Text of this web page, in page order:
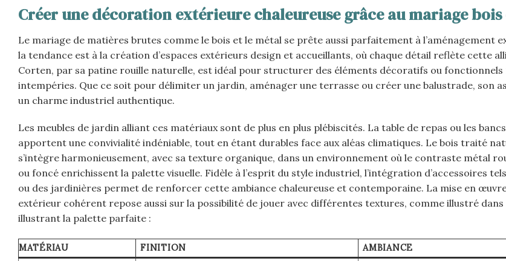
Créer une décoration extérieure chaleureuse grâce au mariage
Le mariage de matières brutes comme le bois et le métal se prête aussi parfaitement à l’aménagement
la tendance est à la création d’espaces extérieurs design et accueillants, où chaque détail reflète cette
Corten, par sa patine rouille naturelle, est idéal pour structurer des éléments décoratifs ou fonctionnels
intempéries. Que ce soit pour délimiter un jardin, aménager une terrasse ou créer une balustrade, son
un charme industriel authentique.
Les meubles de jardin alliant ces matériaux sont de plus en plus plébiscités. La table de repas ou les
apportent une convivialité indéniable, tout en étant durables face aux aléas climatiques. Le bois traité
s’intègre harmonieusement, avec sa texture organique, dans un environnement où le contraste métal
ou foncé enrichissent la palette visuelle. Fidèle à l’esprit du style industriel, l’intégration d’accessoires
ou des jardinières permet de renforcer cette ambiance chaleureuse et contemporaine. La mise en œuvre
extérieur cohérent repose aussi sur la possibilité de jouer avec différentes textures, comme illustré dans
illustrant la palette parfaite :
MATÉRIAU FINITION
AMBIANCE